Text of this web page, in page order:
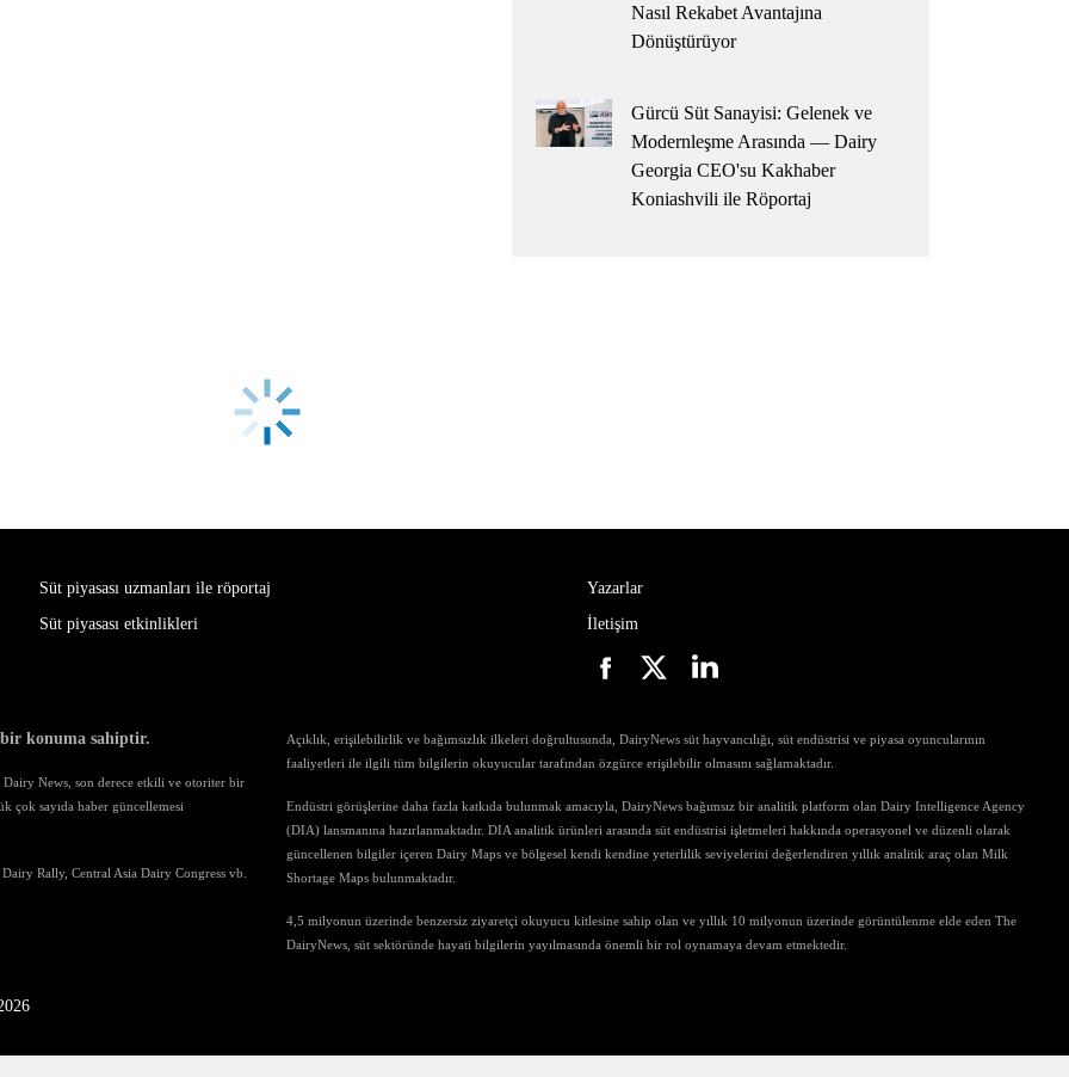
Nasıl Rekabet Avantajına
Dönüştürüyor
Gürcü Süt Sanayisi: Gelenek ve
Modernleşme Arasında — Dairy
Georgia CEO'su Kakhaber
Koniashvili ile Röportaj
Süt piyasası uzmanları ile röportaj
Süt piyasası etkinlikleri
Yazarlar
İletişim
bir konuma sahiptir.
Dairy News, son derece etkili ve otoriter bir
çok sayıda haber güncellemesi
Rally, Central Asia Dairy Congress vb.
Açıklık, erişilebilirlik ve bağımsızlık ilkeleri doğrultusunda, DairyNews süt hayvancılığı, süt endüstrisi ve piyasa oyuncularının
faaliyetleri ile ilgili tüm bilgilerin okuyucular tarafından özgürce erişilebilir olmasını sağlamaktadır.
Endüstri görüşlerine daha fazla katkıda bulunmak amacıyla, DairyNews bağımsız bir analitik platform olan Dairy Intelligence Agency
(DIA) lansmanına hazırlanmaktadır. DIA analitik ürünleri arasında süt endüstrisi işletmeleri hakkında operasyonel ve düzenli olarak
güncellenen bilgiler içeren Dairy Maps ve bölgesel kendi kendine yeterlilik seviyelerini değerlendiren yıllık analitik araç olan Milk
Shortage Maps bulunmaktadır.
4,5 milyonun üzerinde benzersiz ziyaretçi okuyucu kitlesine sahip olan ve yıllık 10 milyonun üzerinde görüntülenme elde eden The
DairyNews, süt sektöründe hayati bilgilerin yayılmasında önemli bir rol oynamaya devam etmektedir.